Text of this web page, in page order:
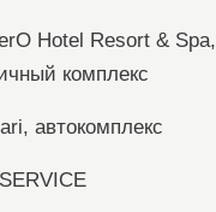
Hotel Resort & Spa,
комплекс
автокомплекс